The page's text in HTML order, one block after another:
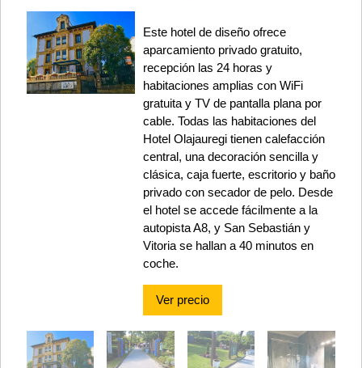
Este hotel de diseño ofrece
aparcamiento privado gratuito,
recepción las 24 horas y
habitaciones amplias con WiFi
gratuita y TV de pantalla plana por
cable. Todas las habitaciones del
Hotel Olajauregi tienen calefacción
central, una decoración sencilla y
clásica, caja fuerte, escritorio y baño
privado con secador de pelo. Desde
el hotel se accede fácilmente a la
autopista A8, y San Sebastián y
Vitoria se hallan a 40 minutos en
coche.
Ver precio